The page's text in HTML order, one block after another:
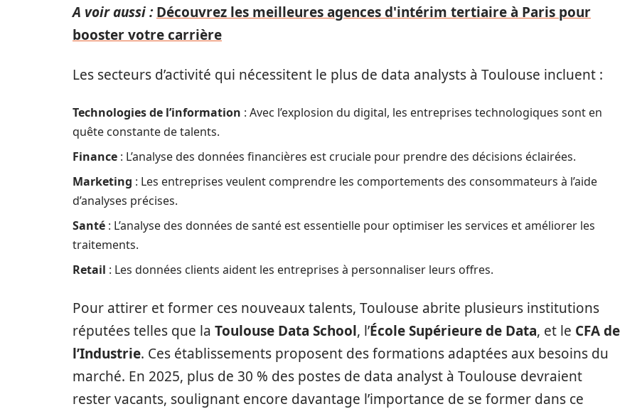
A voir aussi : Découvrez les meilleures agences d'intérim tertiaire à Paris pour
booster votre carrière
Les secteurs d’activité qui nécessitent le plus de data analysts à Toulouse incluent :
Technologies de l’information : Avec l’explosion du digital, les entreprises technologiques sont en
quête constante de talents.
Finance : L’analyse des données financières est cruciale pour prendre des décisions éclairées.
Marketing : Les entreprises veulent comprendre les comportements des consommateurs à l’aide
d’analyses précises.
Santé : L’analyse des données de santé est essentielle pour optimiser les services et améliorer les
traitements.
Retail : Les données clients aident les entreprises à personnaliser leurs offres.
Pour attirer et former ces nouveaux talents, Toulouse abrite plusieurs institutions
réputées telles que la Toulouse Data School, l’École Supérieure de Data, et le CFA de
l’Industrie. Ces établissements proposent des formations adaptées aux besoins du
marché. En 2025, plus de 30 % des postes de data analyst à Toulouse devraient
rester vacants, soulignant encore davantage l’importance de se former dans ce